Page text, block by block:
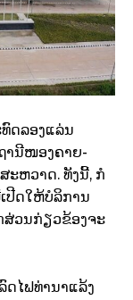
ດລອງແລ່ນ
ານີໜອງຄາຍ-
ະຫວາດ. ທັງນີ້, ກໍ
ປີດໃຫ້ບໍລິການ
ສ່ວນກ່ຽວຂ້ອງຈະ
ໄຟທ່ານາແລ້ງ